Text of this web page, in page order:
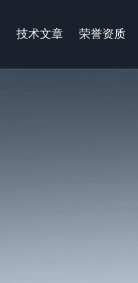
技术文章 荣誉资质